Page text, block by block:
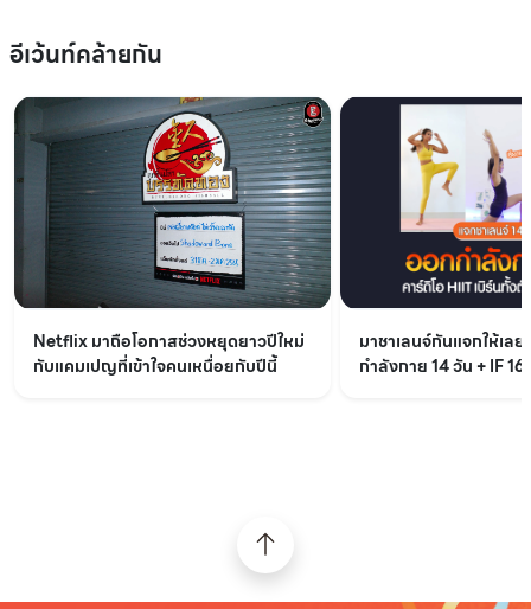
อีเว้นท์คล้ายกัน
Netflix มาถือโอกาสช่วงหยุดยาวปีใหม่
กับแคมเปญที่เข้าใจคนเหนื่อยกับปีนี้
มาชาเลนจ์กันแจกให้เล
กำลังกาย 14 วัน + IF